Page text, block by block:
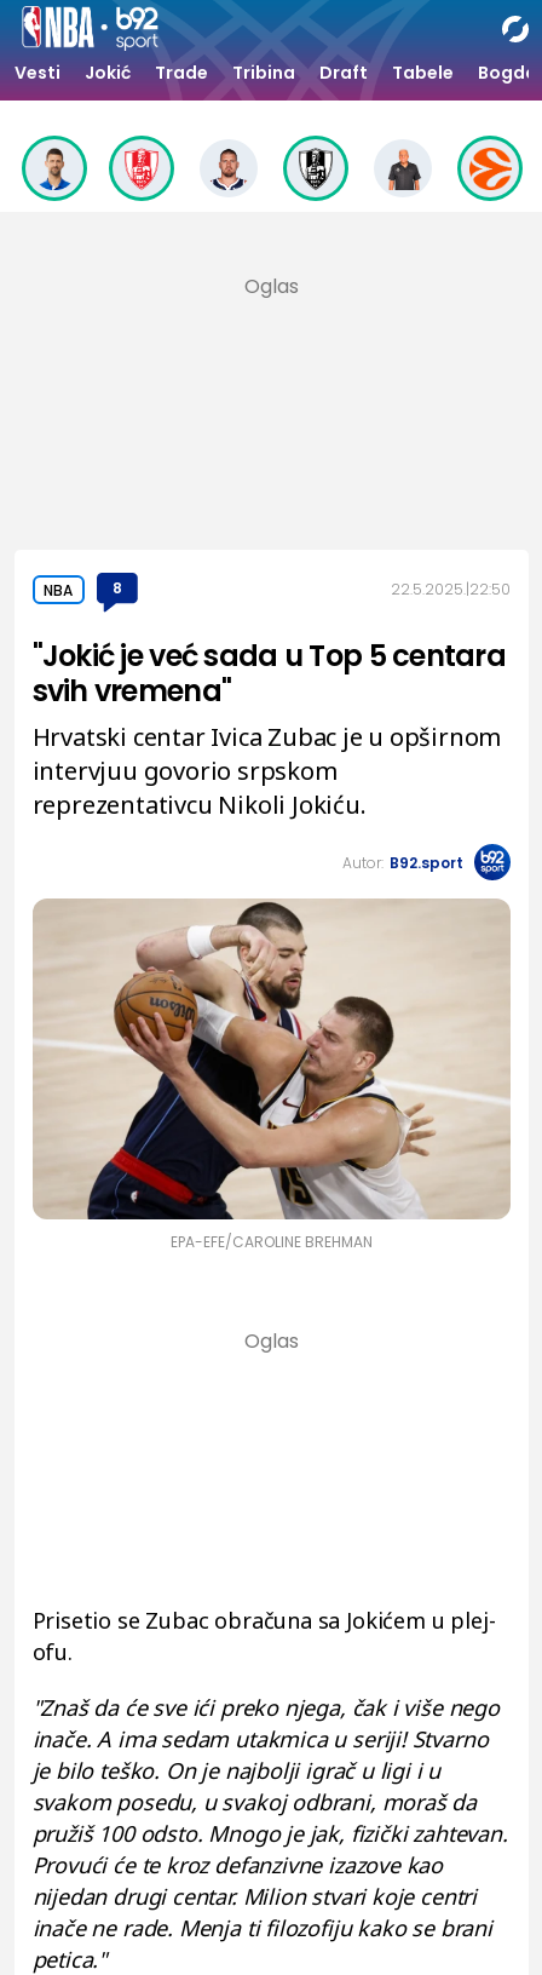
Vesti Jokić Trade Tribina Draft Tabele
NBA 8 22.5.2025. 22:50
"Jokić je već sada u Top 5 centara
svih vremena"
Hrvatski centar Ivica Zubac je u opširnom
intervjuu govorio srpskom
reprezentativcu Nikoli Jokiću.
Autor: B92.sport
EPA-EFE/CAROLINE BREHMAN
Prisetio se Zubac obračuna sa Jokićem u plej-
ofu.
"Znaš da će sve ići preko njega, čak i više nego
inače. A ima sedam utakmica u seriji! Stvarno
je bilo teško. On je najbolji igrač u ligi i u
svakom posedu, u svakoj odbrani, moraš da
pružiš 100 odsto. Mnogo je jak, fizički zahtevan.
Provući će te kroz defanzivne izazove kao
nijedan drugi centar. Milion stvari koje centri
inače ne rade. Menja ti filozofiju kako se brani
petica."